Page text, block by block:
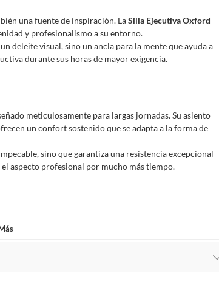
. Debe estar en perfecto estado, con todas sus
electrónica, por ejemplo, cupones de experiencia o
reparados, abiertos, de segunda selección,
en esa condición a un precio reducido.
entre otros análogos.
una fuente de inspiración. LaSilla Ejecutiva Oxford
y profesionalismo a su entorno.
deleite visual, sino un ancla para la mente que ayuda a
durante sus horas de mayor exigencia.
meticulosamente para largas jornadas. Su asiento
un confort sostenido que se adapta a la forma de
sino que garantiza una resistencia excepcional
aspecto profesional por mucho más tiempo.